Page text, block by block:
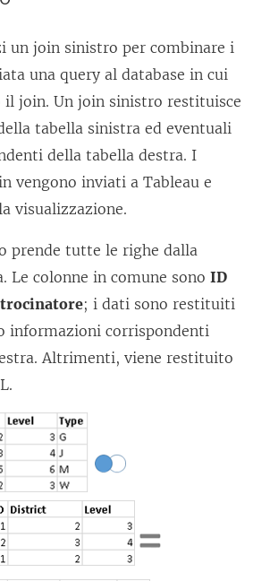
un join sinistro per combinare i
una query al database in cui
il join. Un join sinistro restituisce
tabella sinistra ed eventuali
della tabella destra. I
vengono inviati a Tableau e
visualizzazione.
prende tutte le righe dalla
Le colonne in comune sono ID
; i dati sono restituiti
informazioni corrispondenti
Altrimenti, viene restituito